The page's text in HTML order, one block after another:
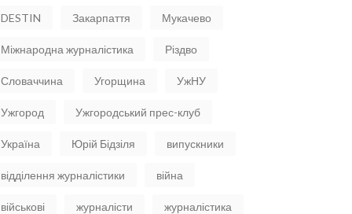
DESTIN Закарпаття Мукачево
Міжнародна журналістика Різдво
Словаччина Угорщина УжНУ
Ужгород Ужгородський прес-клуб
Україна Юрій Бідзіля випускники
відділення журналістики війна
військові журналісти журналістика